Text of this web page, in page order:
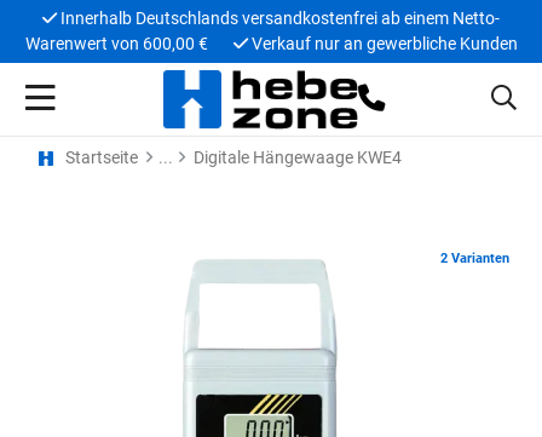
Innerhalb Deutschlands versandkostenfrei ab einem Netto-
Warenwert von 600,00 €
Verkauf nur an gewerbliche Kunden
Startseite Digitale Hängewaage KWE4
2 Varianten